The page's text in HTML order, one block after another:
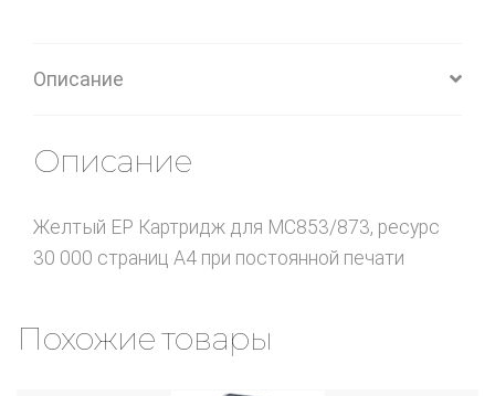
Описание
Описание
Желтый EP Картридж для MC853/873, ресурс
30 000 страниц А4 при постоянной печати
Похожие товары